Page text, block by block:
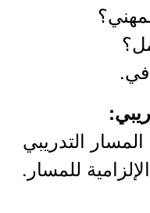
التدريبي
للمسار.